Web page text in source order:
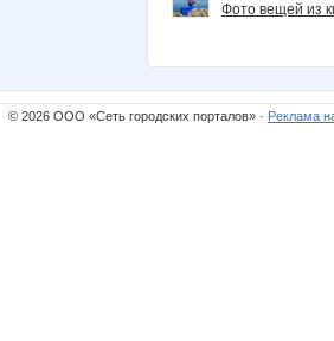
Фото вещей из
© 2026 ООО «Сеть городских порталов» · Реклама